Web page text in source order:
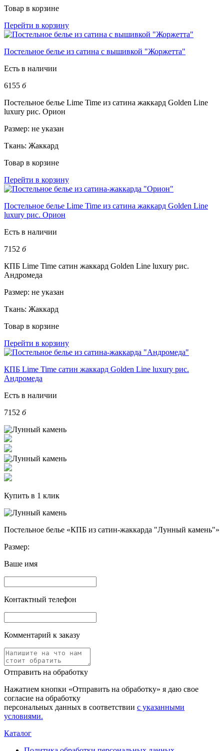
Товар в корзине
Перейти в корзину
Постельное белье из сатина с вышивкой "Жоржетта"
Есть в наличии
6155 б
Постельное белье Lime Time из сатина жаккард Golden Line
luxury рис. Орион
Размер: не указан
Ткань: Жаккард
Товар в корзине
Перейти в корзину
Постельное белье Lime Time из сатина жаккард Golden Line
luxury рис. Орион
Есть в наличии
7152 б
КПБ Lime Time сатин жаккард Golden Line luxury рис.
Андромеда
Размер: не указан
Ткань: Жаккард
Товар в корзине
Перейти в корзину
КПБ Lime Time сатин жаккард Golden Line luxury рис.
Андромеда
Есть в наличии
7152 б
Купить в 1 клик
Постельное белье «КПБ из сатин-жаккарда "Лунный камень"»
Размер:
Ваше имя
Контактный телефон
Комментарий к заказу
Отправить на обработку
Нажатием кнопки «Отправить на обработку» я даю свое
согласие на обработку
персональных данных в соответствии с указанными
условиями.
Каталог